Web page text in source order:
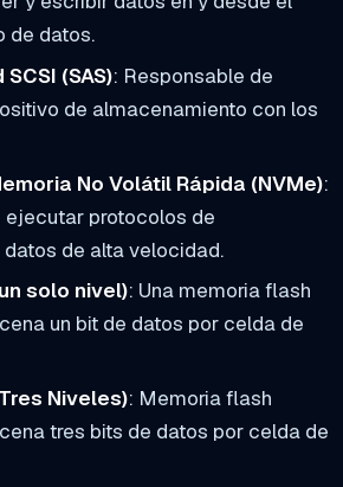
de datos.
(SAS): Responsable de
de almacenamiento con los
No Volátil Rápida (NVMe):
ejecutar protocolos de
de alta velocidad.
solo nivel): Una memoria flash
un bit de datos por celda de
Niveles): Memoria flash
tres bits de datos por celda de